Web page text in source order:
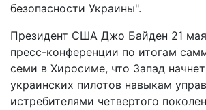
безопасности Украины".
Президент США Джо Байден 21
пресс-конференции по итогам
семи в Хиросиме, что Запад
украинских пилотов навыкам
истребителями четвертого